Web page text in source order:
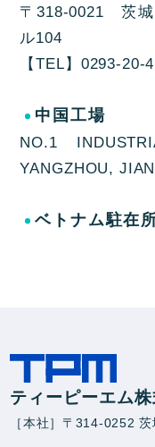
〒318-0021 茨
ル104
【TEL】0293-
中国工場
NO.1
YANGZHOU,
ベトナム駐在
ティーピーエム
［本社］〒314-0252